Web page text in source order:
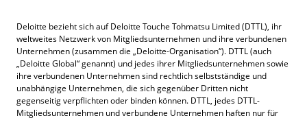
Deloitte bezieht sich auf Deloitte Touche Tohmatsu Limited (DTTL), ihr
weltweites Netzwerk von Mitgliedsunternehmen und ihre verbundenen
Unternehmen (zusammen die „Deloitte-Organisation“). DTTL (auch
„Deloitte Global“ genannt) und jedes ihrer Mitgliedsunternehmen sowie
ihre verbundenen Unternehmen sind rechtlich selbstständige und
unabhängige Unternehmen, die sich gegenüber Dritten nicht
gegenseitig verpflichten oder binden können. DTTL, jedes DTTL-
Mitgliedsunternehmen und verbundene Unternehmen haften nur für